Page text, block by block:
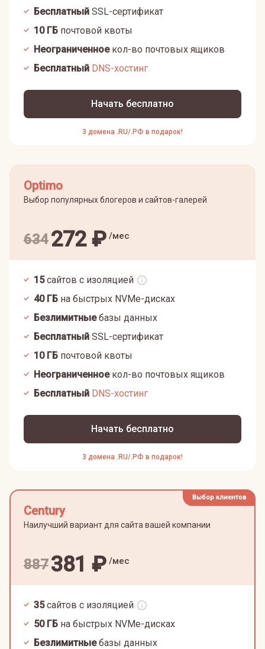
Бесплатный SSL-сертификат
10ГБ почтовой квоты
Неограниченноекол-во почтовых ящиков
Бесплатный DNS-хостинг
Начать бесплатно
3 домена .RU/.РФ в подарок!
Optimo
Выбор популярных блогеров и сайтов-галерей
634272₽ /мес
15 сайтов с изоляцией
40ГБ на быстрых NVMe-дисках
Безлимитныебазы данных
Бесплатный SSL-сертификат
10ГБ почтовой квоты
Неограниченноекол-во почтовых ящиков
Бесплатный DNS-хостинг
Начать бесплатно
3 домена .RU/.РФ в подарок!
Выбор клиентов
Century
Наилучший вариант для сайта вашей компании
887381 ₽ /мес
35 сайтов с изоляцией
50ГБ на быстрых NVMe-дисках
Безлимитныебазы данных